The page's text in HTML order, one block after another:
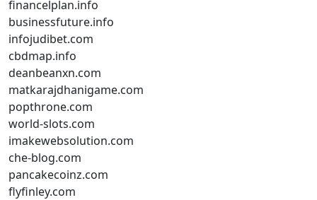
financelplan.info
businessfuture.info
infojudibet.com
cbdmap.info
deanbeanxn.com
matkarajdhanigame.com
popthrone.com
world-slots.com
imakewebsolution.com
che-blog.com
pancakecoinz.com
flyfinley.com